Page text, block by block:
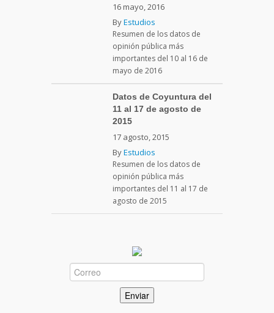
16 mayo, 2016
ByEstudios
Resumen de los datos de
opinión pública más
importantes del 10 al 16 de
mayo de 2016
Datos de Coyuntura del
11 al 17 de agosto de
2015
17 agosto, 2015
ByEstudios
Resumen de los datos de
opinión pública más
importantes del 11 al 17 de
agosto de 2015